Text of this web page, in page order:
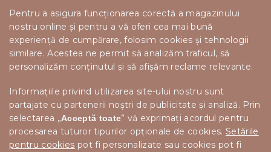
Pentru a asigura funcționarea corectă a magazinului
nostru online și pentru a vă oferi cea mai bună
experiență de cumpărare, folosim cookies și tehnologii
similare. Acestea ne permit să analizăm traficul, să
personalizăm conținutul și să afișăm reclame relevante.
Informațiile privind utilizarea site-ului nostru sunt
partajate cu partenerii noștri de publicitate și analiză. Prin
selectarea „Acceptă toate” vă exprimați acordul pentru
procesarea tuturor tipurilor opționale de cookies. Setările
pentru cookies pot fi personalizate sau cookies pot fi